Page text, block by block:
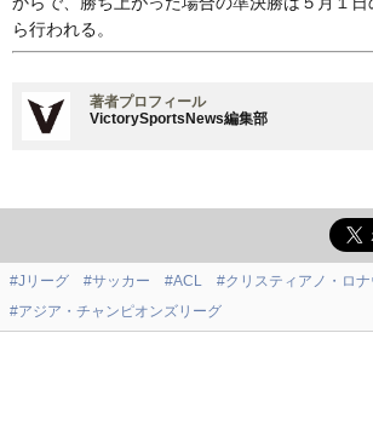
ら行われる。
著者プロフィール
VictorySportsNews編集部
#Jリーグ #サッカー #ACL
#クリスティアノ・ロナ
#アジア・チャンピオンズリーグ